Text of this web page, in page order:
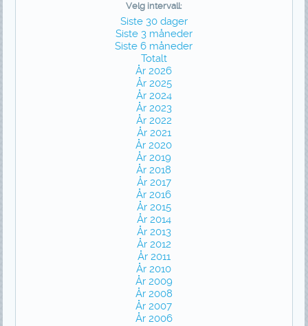
Velg intervall:
Siste 30 dager
Siste 3 måneder
Siste 6 måneder
Totalt
År 2026
År 2025
År 2024
År 2023
År 2022
År 2021
År 2020
År 2019
År 2018
År 2017
År 2016
År 2015
År 2014
År 2013
År 2012
År 2011
År 2010
År 2009
År 2008
År 2007
År 2006